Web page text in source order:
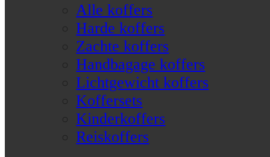
Alle koffers
Harde koffers
Zachte koffers
Handbagage koffers
Lichtgewicht koffers
Koffersets
Kinderkoffers
Reiskoffers